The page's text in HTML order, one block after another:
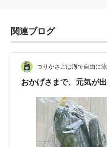
関連ブログ
つりかさごは海で自由に
おかげさまで、元気が